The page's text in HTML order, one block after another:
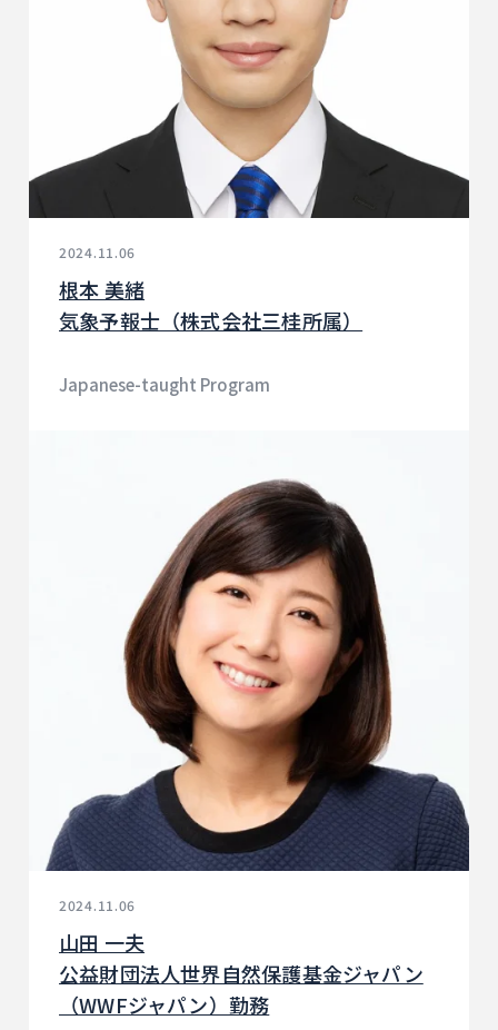
2024.11.06
根本 美緒
気象予報士（株式会社三桂所属）
Japanese-taught Program
2024.11.06
山田 一夫
公益財団法人世界自然保護基金ジャパン
（WWFジャパン）勤務